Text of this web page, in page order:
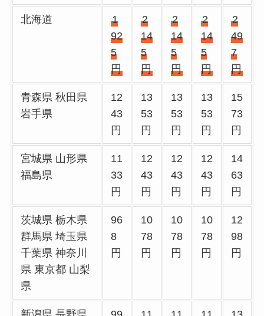
北海道
1
92
5
円
2
14
5
円
2
14
5
円
2
14
5
円
2
49
7
円
青森県 秋田県
岩手県
12
43
円
13
53
円
13
53
円
13
53
円
15
73
円
宮城県 山形県
福島県
11
33
円
12
43
円
12
43
円
12
43
円
14
63
円
茨城県 栃木県
群馬県 埼玉県
千葉県 神奈川
県 東京都 山梨
県
96
8
円
10
78
円
10
78
円
10
78
円
12
98
円